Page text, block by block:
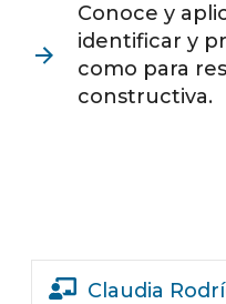
Conoce y
identificar y
como para
constructiva.
Claudia